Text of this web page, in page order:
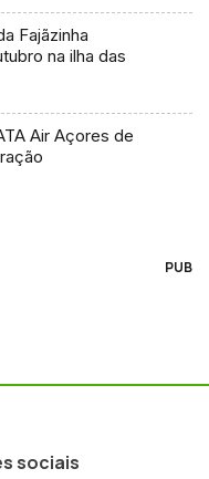
Fajãzinha
na ilha das
Air Açores de
PUB
sociais